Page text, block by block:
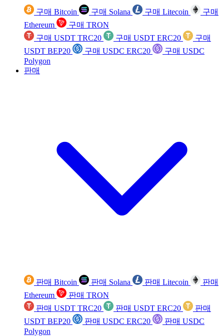
구매 Bitcoin 구매 Solana 구매 Litecoin
구매
Ethereum
구매 TRON
구매 USDT TRC20
구매 USDT ERC20
구매
USDT BEP20
구매 USDC ERC20
구매 USDC
Polygon
판매
판매 Bitcoin 판매 Solana 판매 Litecoin
판매
Ethereum
판매 TRON
판매 USDT TRC20
판매 USDT ERC20
판매
USDT BEP20
판매 USDC ERC20
판매 USDC
Polygon